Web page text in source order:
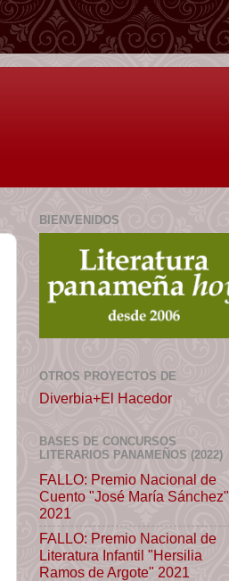
BIENVENIDOS
OTROS PROYECTOS DE
Diverbia+El Hacedor
BASES DE CONCURSOS
LITERARIOS PANAMEÑOS (2022)
FALLO: Premio Nacional de
Cuento "José María Sánchez"
2021
FALLO: Premio Nacional de
Literatura Infantil "Hersilia
Ramos de Argote" 2021